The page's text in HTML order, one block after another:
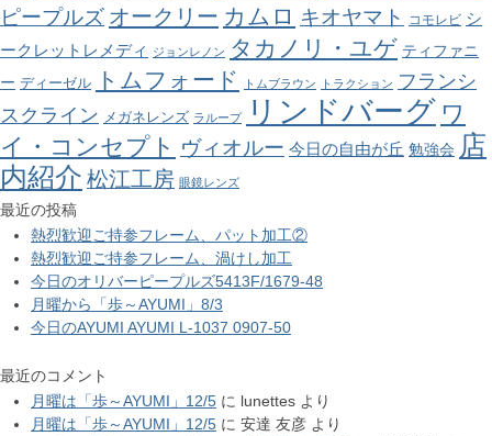
ピープルズ オークリー カムロ キオヤマト コモレビ シ
ークレットレメディ
ジョンレノン タカノリ・ユゲ ティファニ
ー ディーゼル トムフォード トムブラウン トラクション フランシ
スクライン メガネレンズ ラループ リンドバーグ ワ
イ・コンセプト ヴィオルー 今日の自由が丘 勉強会 店
内紹介 松江工房 眼鏡レンズ
最近の投稿
熱烈歓迎ご持参フレーム、パット加工②
熱烈歓迎ご持参フレーム、渦けし加工
今日のオリバーピープルズ5413F/1679-48
月曜から「歩～AYUMI」8/3
今日のAYUMI AYUMI L-1037 0907-50
最近のコメント
月曜は「歩～AYUMI」12/5 に lunettes より
月曜は「歩～AYUMI」12/5 に 安達 友彦 より